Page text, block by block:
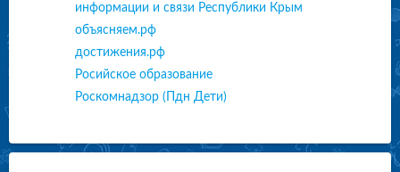
информации и связи Республики Крым
объясняем.рф
достижения.рф
Росийское образование
Роскомнадзор (Пдн Дети)